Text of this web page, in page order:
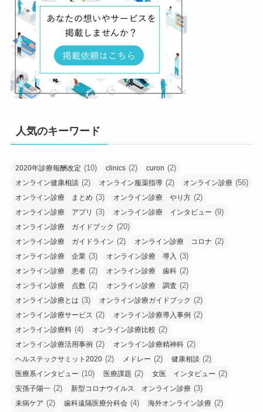
人気のキーワード
2020年診療報酬改定 (10) clinics (2) curon (2)
オンライン健康相談 (2) オンライン服薬指導 (2) オンライン診療 (56)
オンライン診療 まとめ (3) オンライン診療 やり方 (2)
オンライン診療 アプリ (3) オンライン診療 インタビュー (9)
オンライン診療 ガイドブック (20)
オンライン診療 ガイドライン (2) オンライン診療 コロナ (2)
オンライン診療 企業 (3) オンライン診療 導入 (3)
オンライン診療 患者 (2) オンライン診療 歯科 (2)
オンライン診療 点数 (2) オンライン診療 調査 (2)
オンライン診療とは (3) オンライン診療ガイドブック (2)
オンライン診療サービス (2) オンライン診療導入事例 (2)
オンライン診療料 (4) オンライン診療比較 (2)
オンライン診療活用事例 (2) オンライン診療精神科 (2)
ヘルステックサミット2020 (2) メドレー (2) 健康相談 (2)
医療系インタビュー (10) 医療課題 (2) 女医 インタビュー (2)
安孫子陽一 (2) 新型コロナウイルス オンライン診療 (3)
未病ケア (2) 歯科遠隔医療分科会 (4) 海外オンライン診療 (2)